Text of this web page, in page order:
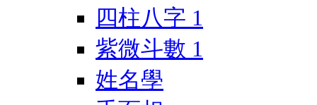
四柱八字 1
紫微斗數 1
姓名學